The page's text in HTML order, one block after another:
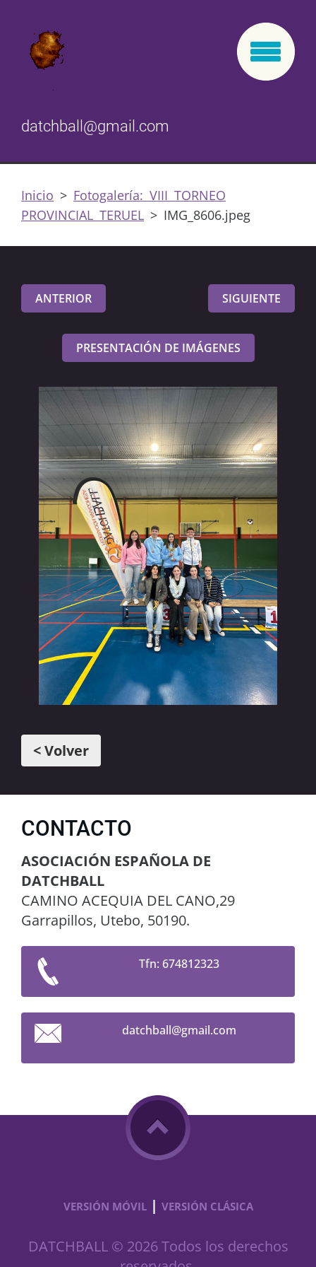
datchball@gmail.com
Inicio > Fotogalería: VIII TORNEO
PROVINCIAL TERUEL > IMG_8606.jpeg
ANTERIOR SIGUIENTE
PRESENTACIÓN DE IMÁGENES
< Volver
CONTACTO
ASOCIACIÓN ESPAÑOLA DE
DATCHBALL
CAMINO ACEQUIA DEL CANO,29
Garrapillos, Utebo, 50190.
Tfn: 674812323
datchball@gmail.com
VERSIÓN MÓVIL | VERSIÓN CLÁSICA
DATCHBALL © 2026 Todos los derechos